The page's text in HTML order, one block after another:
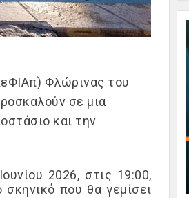
Φλώρινας του
σε μια
και την
2026, στις 19:00,
σκηνικό που θα γεμίσει